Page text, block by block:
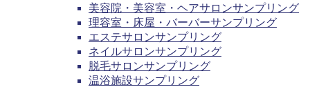
美容院・美容室・ヘアサロンサンプリング
理容室・床屋・バーバーサンプリング
エステサロンサンプリング
ネイルサロンサンプリング
脱毛サロンサンプリング
温浴施設サンプリング